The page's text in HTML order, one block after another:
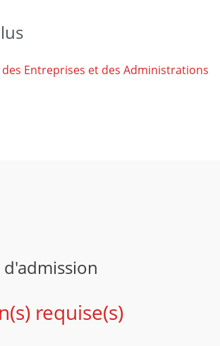
des Entreprises et des Administrations
requise(s)